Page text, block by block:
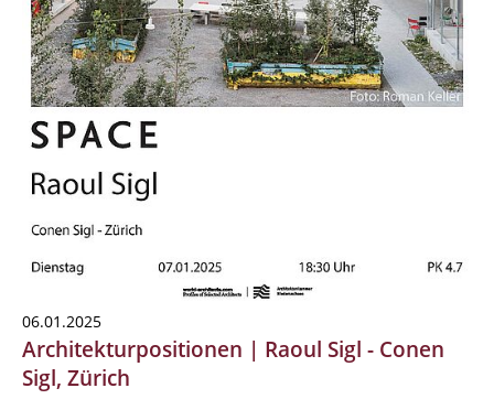
06.01.2025
Architekturpositionen | Raoul Sigl - Conen
Sigl, Zürich